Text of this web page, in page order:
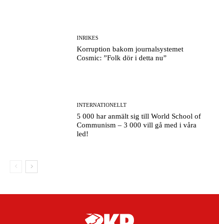
INRIKES
Korruption bakom journalsystemet
Cosmic: ”Folk dör i detta nu”
INTERNATIONELLT
5 000 har anmält sig till World School of
Communism – 3 000 vill gå med i våra
led!